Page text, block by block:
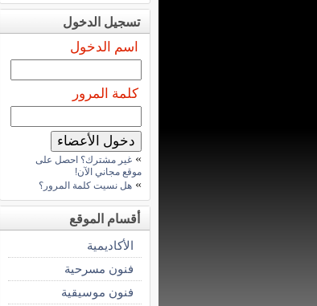
تسجيل الدخول
اسم الدخول
كلمة المرور
» غير مشترك؟ احصل على
موقع مجاني الآن!
» هل نسيت كلمة المرور؟
أقسام الموقع
الأكاديمية
فنون مسرحية
فنون موسيقية